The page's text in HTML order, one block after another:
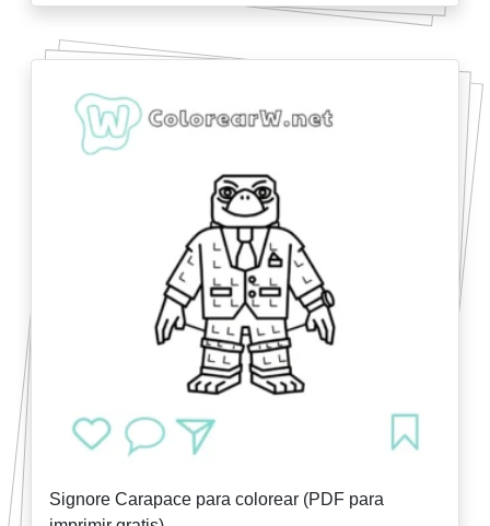
Signore Carapace para colorear (PDF para